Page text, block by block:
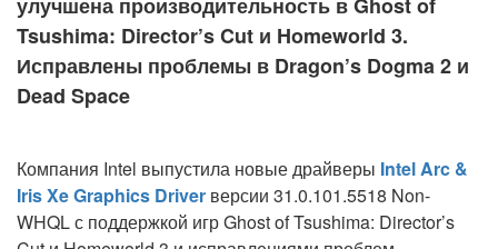
Tsushima: Director’s Cut и Homeworld 3.
Исправлены проблемы в Dragon’s Dogma 2 и
Dead Space
Компания Intel выпустила новые драйверы Intel Arc &
Iris Xe Graphics Driver версии 31.0.101.5518 Non-
WHQL с поддержкой игр Ghost of Tsushima: Director’s